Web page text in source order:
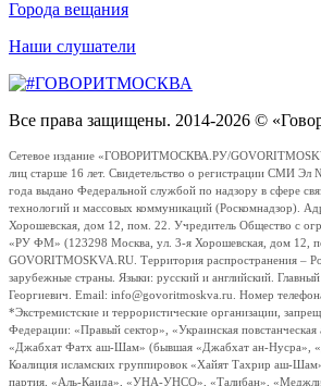
Города вещания
Наши слушатели
Все права защищены. 2014-2026 ©
Сетевое издание «ГОВОРИТМОСКВА.РУ/
лиц старше 16 лет. Свидетельство о регистрации СМИ
года выдано Федеральной службой по надзору в сфере
технологий и массовых коммуникаций (Роскомнадзор).
Хорошевская, дом 12, пом. 22. Учредитель Общество с
«РУ ФМ» (123298 Москва, ул. 3-я Хорошевская, дом 12,
GOVORITMOSKVA.RU. Территория распространения –
зарубежные страны. Языки: русский и английский.
Георгиевич. Email: info@govoritmoskva.ru. Номер
*Экстремистские и террористические организации,
Федерации: «Правый сектор», «Украинская
«Джабхат Фатх аш-Шам» (бывшая «Джабхат ан-Нусра»,
Коалиция исламских группировок «Хайят Тахрир аш-
партия, «Аль-Каида», «УНА-УНСО», «Талибан»,